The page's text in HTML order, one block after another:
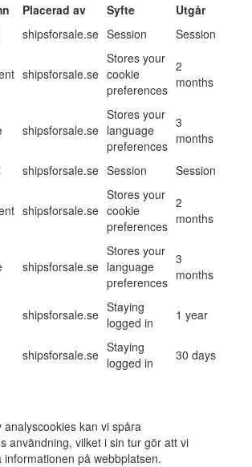
Placerad av Syfte
Utgår
shipsforsale.se Session Session
shipsforsale.se
Stores your
cookie
preferences
2
months
shipsforsale.se
Stores your
language
preferences
3
months
shipsforsale.se Session Session
shipsforsale.se
Stores your
cookie
preferences
2
months
shipsforsale.se
Stores your
language
preferences
3
months
shipsforsale.se Staying
logged in
1 year
shipsforsale.se Staying
logged in
30 days
analyscookies kan vi spåra
användning, vilket i sin tur gör att vi
informationen på webbplatsen.